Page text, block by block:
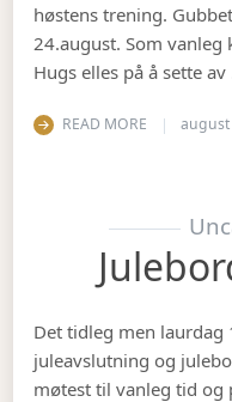
høstens trening.
24.august. Som vanleg
Hugs elles på å sette
READ MORE august
Det tidleg men laurdag
juleavslutning og
møtest til vanleg tid og